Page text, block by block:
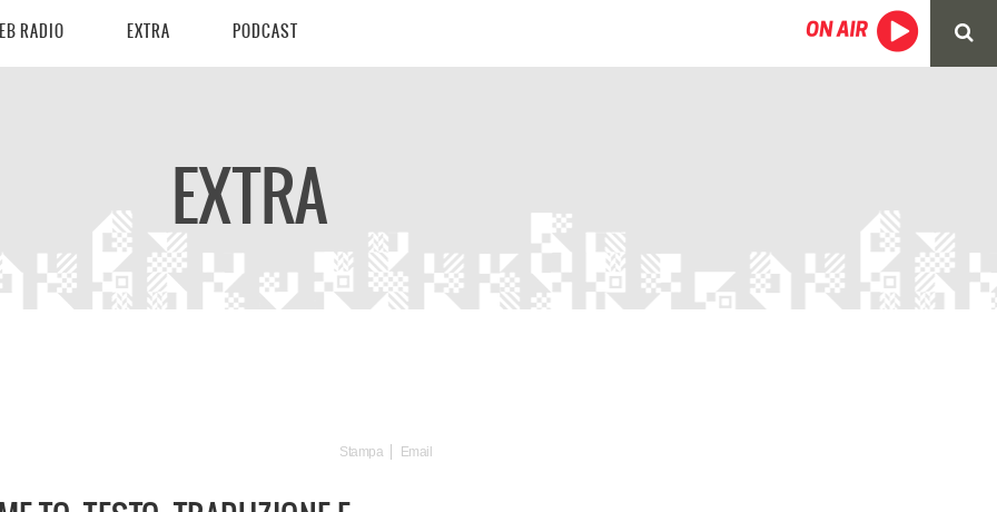
RADIO EXTRA PODCAST
EXTRA
Stampa Email